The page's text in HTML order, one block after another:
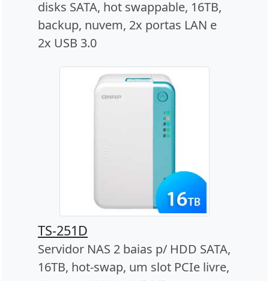
disks SATA, hot swappable, 16TB,
backup, nuvem, 2x portas LAN e
2x USB 3.0
TS-251D
Servidor NAS 2 baias p/ HDD SATA,
16TB, hot-swap, um slot PCIe livre,